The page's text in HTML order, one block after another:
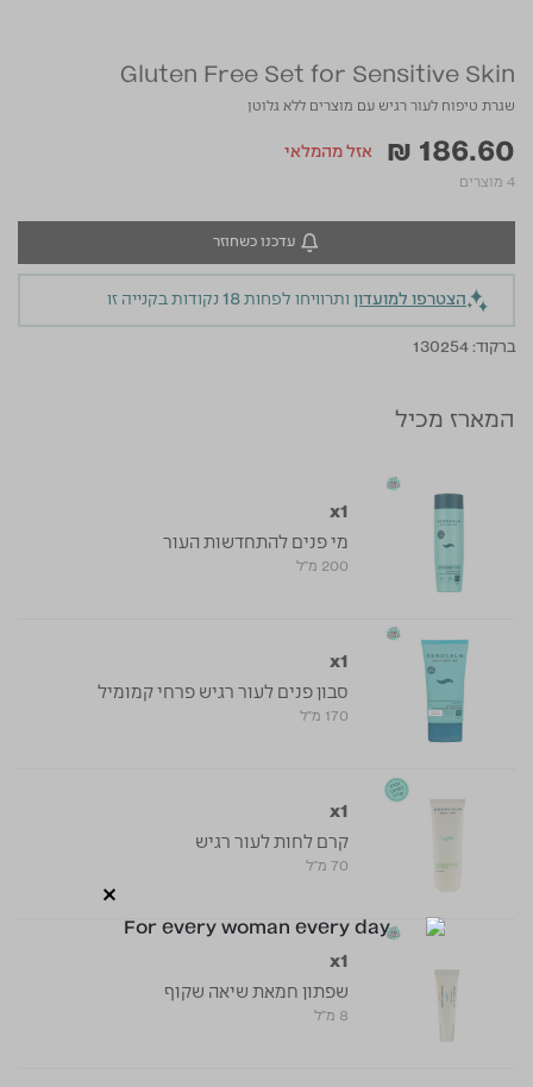
Gluten Free Set for Sensitive Skin
שגרת טיפוח לעור רגיש עם מוצרים ללא גלוטן
₪ 186.60 אזל מהמלאי
4 מוצרים
הצטרפו למועדון ותרוויחו לפחות 18 נקודות בקנייה זו
ברקוד: 130254
המארז מכיל
x1
מי פנים להתחדשות העור
200 מ"ל
x1
סבון פנים לעור רגיש פרחי קמומיל
170 מ"ל
x1
קרם לחות לעור רגיש
70 מ"ל
x1
שפתון חמאת שיאה שקוף
8 מ"ל